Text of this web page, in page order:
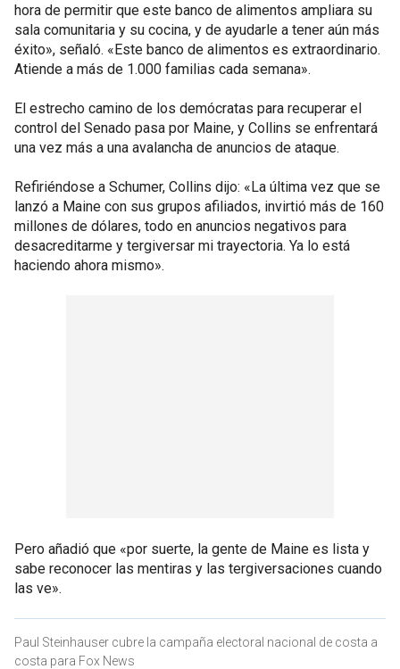
hora de permitir que este banco de alimentos ampliara su
sala comunitaria y su cocina, y de ayudarle a tener aún más
éxito», señaló. «Este banco de alimentos es extraordinario.
Atiende a más de 1.000 familias cada semana».
El estrecho camino de los demócratas para recuperar el
control del Senado pasa por Maine, y Collins se enfrentará
una vez más a una avalancha de anuncios de ataque.
Refiriéndose a Schumer, Collins dijo: «La última vez que se
lanzó a Maine con sus grupos afiliados, invirtió más de 160
millones de dólares, todo en anuncios negativos para
desacreditarme y tergiversar mi trayectoria. Ya lo está
haciendo ahora mismo».
Pero añadió que «por suerte, la gente de Maine es lista y
sabe reconocer las mentiras y las tergiversaciones cuando
las ve».
Paul Steinhauser cubre la campaña electoral nacional de costa a
costa para Fox News